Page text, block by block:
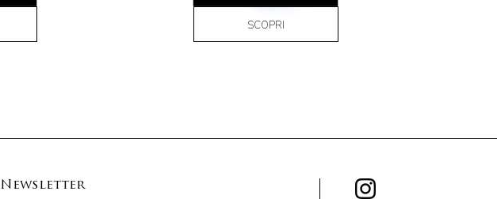
SCOPRI
Newsletter